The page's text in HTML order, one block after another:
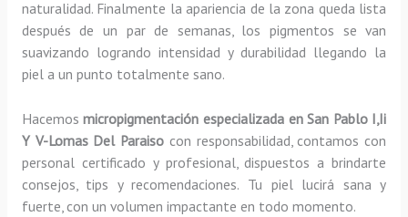
naturalidad. Finalmente la apariencia de la zona queda lista
después de un par de semanas, los pigmentos se van
suavizando logrando intensidad y durabilidad llegando la
piel a un punto totalmente sano.
Hacemosmicropigmentación especializada en San Pablo I,Ii
Y V-Lomas Del Paraiso con responsabilidad, contamos con
personal certificado y profesional, dispuestos a brindarte
consejos, tips y recomendaciones. Tu piel lucirá sana y
fuerte, con un volumen impactante en todo momento.